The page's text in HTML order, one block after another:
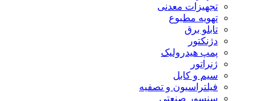
تجهیزات معدنی
تهویه مطبوع
تابلو برق
دژنکتور
پمپ هیدرولیک
ژنراتور
سیم و کابل
فیلتراسیون و تصفیه
سنسور صنعتی